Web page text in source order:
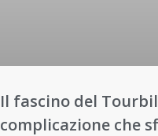
Il fascino del
complicazione che